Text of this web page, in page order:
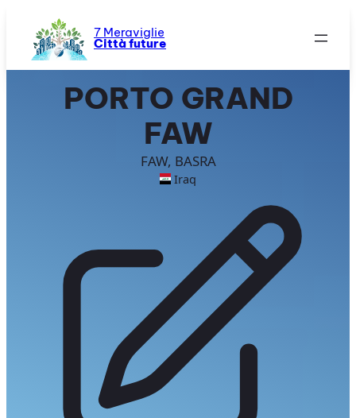
contenuto
7 Meraviglie
Città future
PORTO GRAND
FAW
FAW, BASRA
Iraq